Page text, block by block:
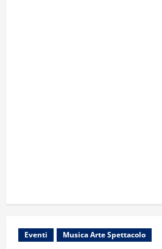
Eventi Musica Arte Spettacolo